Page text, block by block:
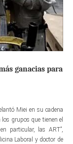
ganacias para
Miei en su cadena
los grupos que tienen el
particular, las ART”,
Laboral y doctor de